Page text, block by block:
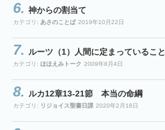
神からの割当て
カテゴリ: あさのことば 2019年10月22日
ルーツ（1）人間に定まっていること
カテゴリ: ほほえみトーク 2009年8月4日
ルカ12章13-21節 本当の命綱
カテゴリ: リジョイス聖書日課 2020年2月18日